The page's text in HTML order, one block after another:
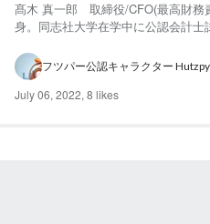
るためのルールづくり
髙木 真一郎 取締役/CFO(最高財務
身。同志社大学在学中に公認会計
やIFRS導入、内部統制構築アドバ
業会社にて執行役員経理マネージャ
フツパー公認キャラクター Hutzpy
July 06, 2022, 8 likes